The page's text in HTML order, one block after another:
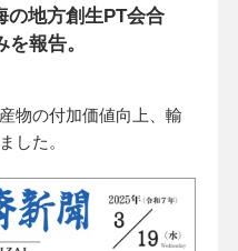
地方創生PT会合
報告。
物の付加価値向上、輸
した。